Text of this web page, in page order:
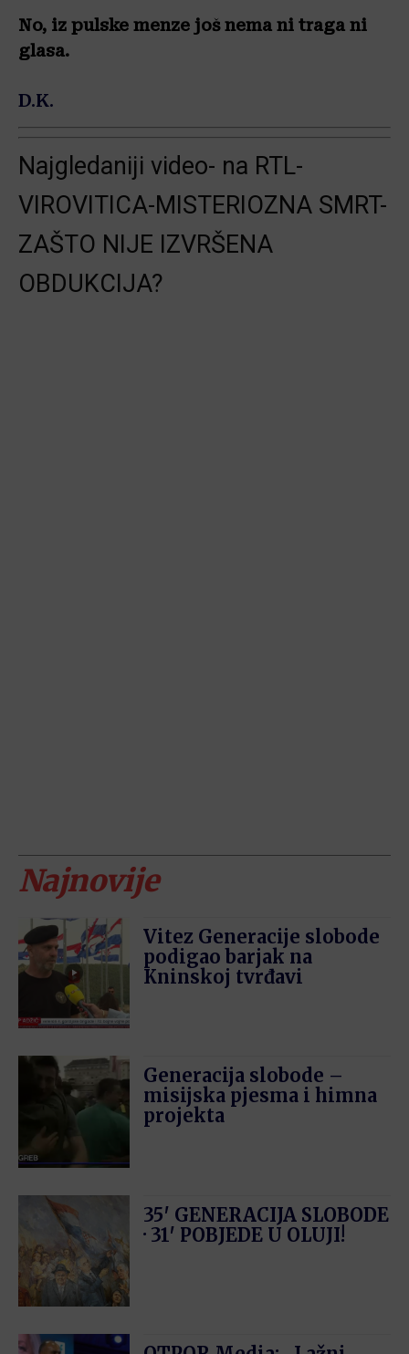
No, iz pulske menze još nema ni traga ni
glasa.
D.K.
Najgledaniji video- na RTL-
VIROVITICA-MISTERIOZNA SMRT-
ZAŠTO NIJE IZVRŠENA
OBDUKCIJA?
Najnovije
Vitez Generacije slobode
podigao barjak na
Kninskoj tvrđavi
Generacija slobode –
misijska pjesma i himna
projekta
35′ GENERACIJA SLOBODE
· 31′ POBJEDE U OLUJI!